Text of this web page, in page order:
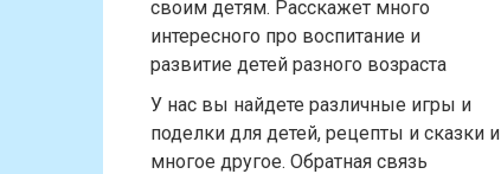
своим детям. Расскажет много
интересного про воспитание и
развитие детей разного возраста
У нас вы найдете различные игры и
поделки для детей, рецепты и сказки и
многое другое. Обратная связь